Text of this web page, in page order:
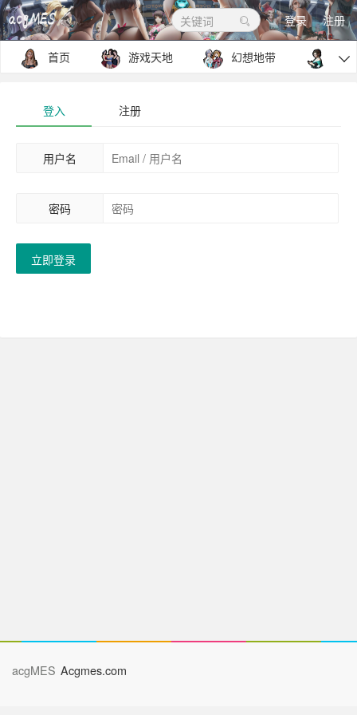
关键词 登录 注册
首页 游戏天地 幻想地带 包

登入 注册
用户名
密码
立即登录
acgMES Acgmes.com